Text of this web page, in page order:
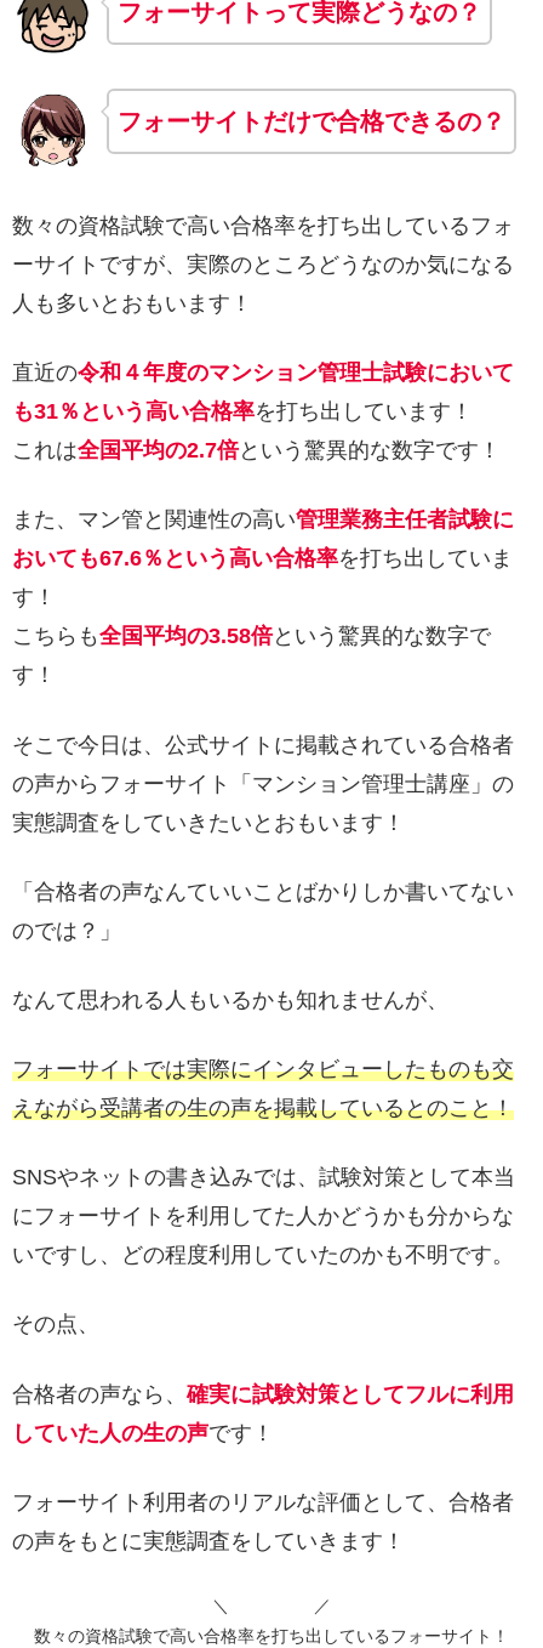
フォーサイトって実際どうなの？
フォーサイトだけで合格できるの？
数々の資格試験で高い合格率を打ち出しているフォ
ーサイトですが、実際のところどうなのか気になる
人も多いとおもいます！
直近の令和４年度のマンション管理士試験において
も31％という高い合格率を打ち出しています！
これは全国平均の2.7倍という驚異的な数字です！
また、マン管と関連性の高い管理業務主任者試験に
おいても67.6％という高い合格率を打ち出していま
す！
こちらも全国平均の3.58倍という驚異的な数字で
す！
そこで今日は、公式サイトに掲載されている合格者
の声からフォーサイト「マンション管理士講座」の
実態調査をしていきたいとおもいます！
「合格者の声なんていいことばかりしか書いてない
のでは？」
なんて思われる人もいるかも知れませんが、
フォーサイトでは実際にインタビューしたものも交
えながら受講者の生の声を掲載しているとのこと！
SNSやネットの書き込みでは、試験対策として本当
にフォーサイトを利用してた人かどうかも分からな
いですし、どの程度利用していたのかも不明です。
その点、
合格者の声なら、確実に試験対策としてフルに利用
していた人の生の声です！
フォーサイト利用者のリアルな評価として、合格者
の声をもとに実態調査をしていきます！
＼ ／
数々の資格試験で高い合格率を打ち出しているフォーサイト！